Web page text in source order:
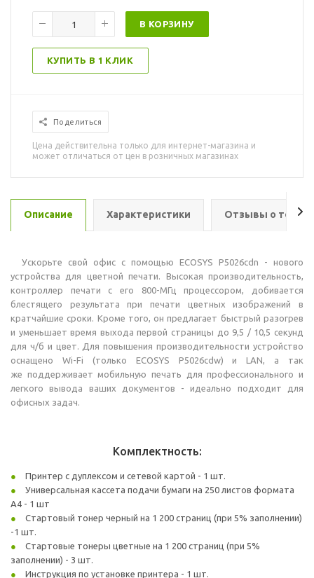
В КОРЗИНУ
КУПИТЬ В 1 КЛИК
Поделиться
Цена действительна только для интернет-магазина и
может отличаться от цен в розничных магазинах
Описание Характеристики Отзывы о
Ускорьте свой офис с помощью ECOSYS P5026cdn - нового
устройства для цветной печати. Высокая производительность,
контроллер печати с его 800-МГц процессором, добивается
блестящего результата при печати цветных изображений в
кратчайшие сроки. Кроме того, он предлагает быстрый разогрев
и уменьшает время выхода первой страницы до 9,5 / 10,5 секунд
для ч/б и цвет. Для повышения производительности устройство
оснащено Wi-Fi (только ECOSYS P5026cdw) и LAN, а так
же поддерживает мобильную печать для профессионального и
легкого вывода ваших документов - идеально подходит для
офисных задач.
Комплектность:
Принтер с дуплексом и сетевой картой - 1 шт.
Универсальная кассета подачи бумаги на 250 листов формата
A4 - 1 шт
Стартовый тонер черный на 1 200 страниц (при 5% заполнении)
-1 шт.
Стартовые тонеры цветные на 1 200 страниц (при 5%
заполнении) - 3 шт.
Инструкция по установке принтера - 1 шт.